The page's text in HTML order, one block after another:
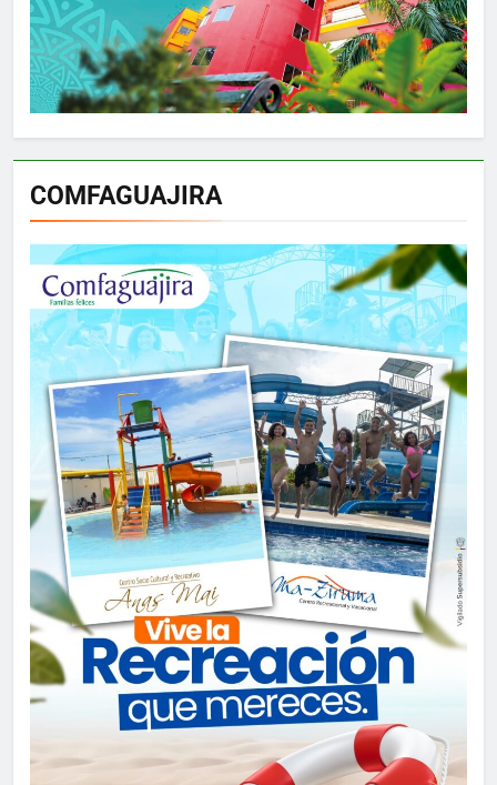
COMFAGUAJIRA